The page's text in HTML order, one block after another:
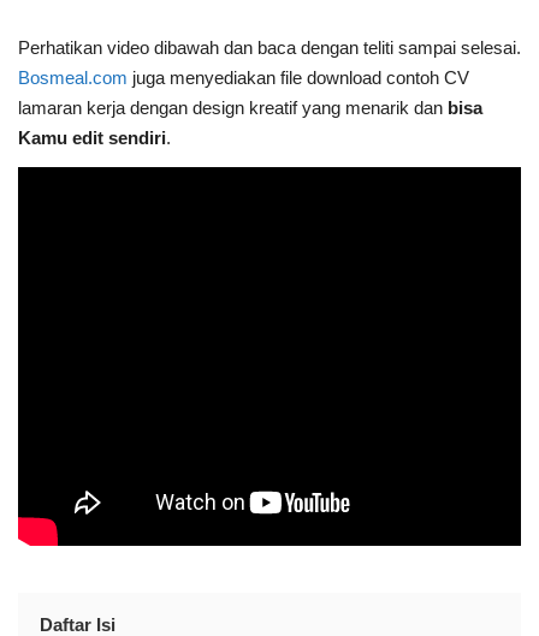
Perhatikan video dibawah dan baca dengan teliti sampai selesai.
Bosmeal.com juga menyediakan file download contoh CV
lamaran kerja dengan design kreatif yang menarik dan bisa
Kamu edit sendiri.
Daftar Isi